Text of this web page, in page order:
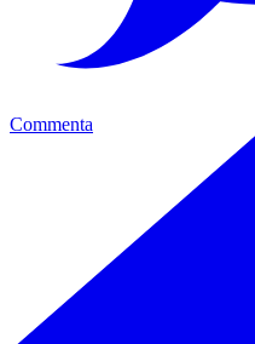
Commenta